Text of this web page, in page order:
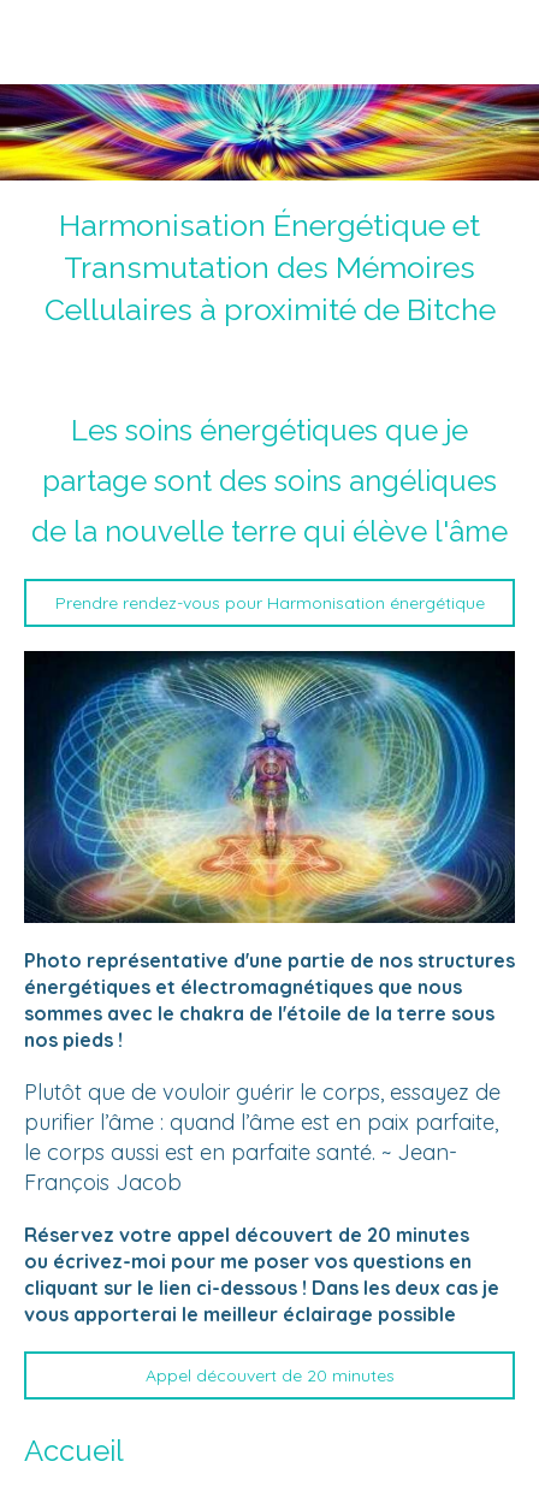
Harmonisation Énergétique et
Transmutation des Mémoires
Cellulaires à proximité de Bitche
Les soins énergétiques que je
partage sont des soins angéliques
de la nouvelle terre qui élève l'âme
Prendre rendez-vous pour Harmonisation énergétique
Photo représentative d'une partie de nos structures
énergétiques et électromagnétiques que nous
sommes avec le chakra de l'étoile de la terre sous
nos pieds !
Plutôt que de vouloir guérir le corps, essayez de
purifier l’âme : quand l’âme est en paix parfaite,
le corps aussi est en parfaite santé. ~ Jean-
François Jacob
Réservez votre appel découvert de 20 minutes
ou écrivez-moi pour me poser vos questions en
cliquant sur le lien ci-dessous ! Dans les deux cas je
vous apporterai le meilleur éclairage possible
Appel découvert de 20 minutes
Accueil